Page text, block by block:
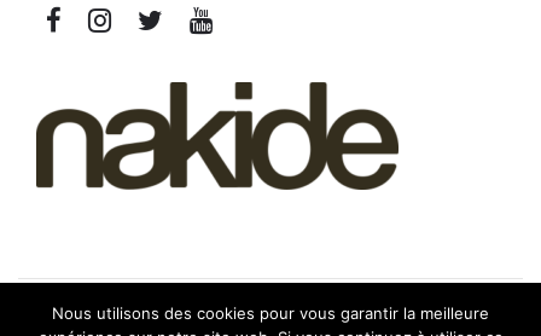
Nous utilisons des cookies pour vous garantir la meilleure